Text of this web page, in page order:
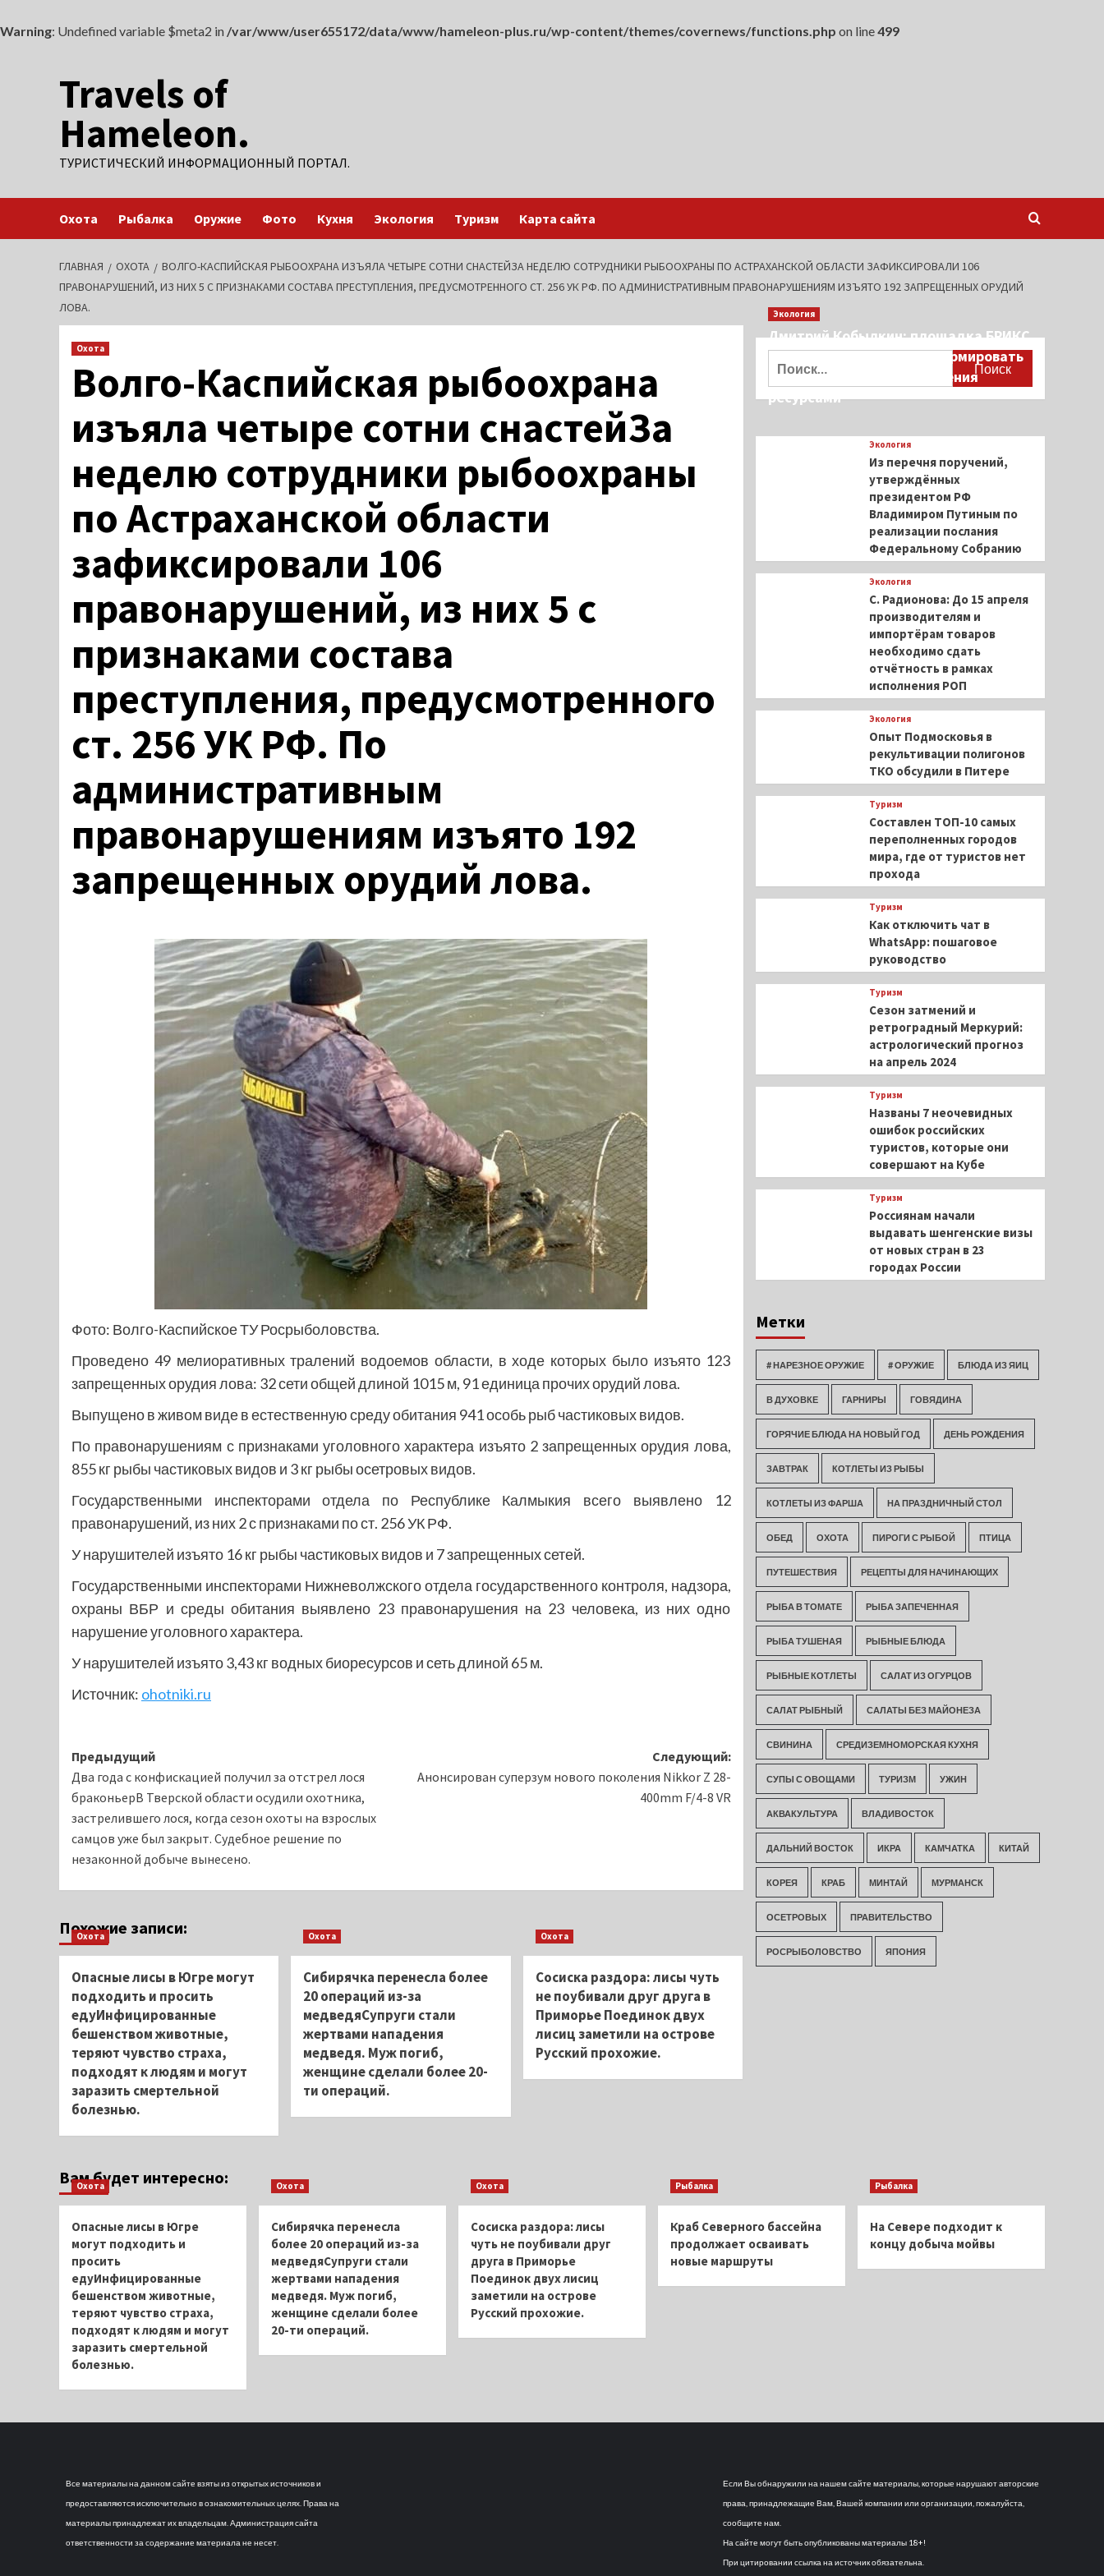
Warning: Undefined variable $meta2 in /var/www/user655172/data/www/hameleon-plus.ru/wp-content/themes/covernews/functions.php on line499
Travels of
Hameleon.
ТУРИСТИЧЕСКИЙ ИНФОРМАЦИОННЫЙ ПОРТАЛ.
Охота Рыбалка Оружие Фото Кухня Экология Туризм Карта сайта
ГЛАВНАЯ ОХОТА
ВОЛГО-КАСПИЙСКАЯ РЫБООХРАНА ИЗЪЯЛА ЧЕТЫРЕ СОТНИ СНАСТЕЙЗА НЕДЕЛЮ СОТРУДНИКИ РЫБООХРАНЫ ПО АСТРАХАНСКОЙ ОБЛАСТИ ЗАФИКСИРОВАЛИ 106
ПРАВОНАРУШЕНИЙ, ИЗ НИХ 5 С ПРИЗНАКАМИ СОСТАВА ПРЕСТУПЛЕНИЯ, ПРЕДУСМОТРЕННОГО СТ. 256 УК РФ. ПО АДМИНИСТРАТИВНЫМ ПРАВОНАРУШЕНИЯМ ИЗЪЯТО 192 ЗАПРЕЩЕННЫХ ОРУДИЙ
ЛОВА.
Охота
Волго-Каспийская рыбоохрана
изъяла четыре сотни снастейЗа
неделю сотрудники рыбоохраны
по Астраханской области
зафиксировали 106
правонарушений, из них 5 с
признаками состава
преступления, предусмотренного
ст. 256 УК РФ. По
административным
правонарушениям изъято 192
запрещенных орудий лова.
Фото: Волго-Каспийское ТУ Росрыболовства.
Проведено 49 мелиоративных тралений водоемов области, в ходе которых было изъято 123
запрещенных орудия лова: 32 сети общей длиной 1015 м, 91 единица прочих орудий лова.
Выпущено в живом виде в естественную среду обитания 941 особь рыб частиковых видов.
По правонарушениям с признаками уголовного характера изъято 2 запрещенных орудия лова,
855 кг рыбы частиковых видов и 3 кг рыбы осетровых видов.
Государственными инспекторами отдела по Республике Калмыкия всего выявлено 12
правонарушений, из них 2 с признаками по ст. 256 УК РФ.
У нарушителей изъято 16 кг рыбы частиковых видов и 7 запрещенных сетей.
Государственными инспекторами Нижневолжского отдела государственного контроля, надзора,
охраны ВБР и среды обитания выявлено 23 правонарушения на 23 человека, из них одно
нарушение уголовного характера.
У нарушителей изъято 3,43 кг водных биоресурсов и сеть длиной 65 м.
Источник: ohotniki.ru
Навигация
записи
Предыдущий
Два года с конфискацией получил за отстрел лося
браконьерВ Тверской области осудили охотника,
застрелившего лося, когда сезон охоты на взрослых
самцов уже был закрыт. Судебное решение по
незаконной добыче вынесено.
Следующий:
Анонсирован суперзум нового поколения Nikkor Z 28-
400mm F/4-8 VR
Похожие записи:
Охота
Опасные лисы в Югре могут
подходить и просить
едуИнфицированные
бешенством животные,
теряют чувство страха,
подходят к людям и могут
заразить смертельной
болезнью.
Охота
Сибирячка перенесла более
20 операций из-за
медведяСупруги стали
жертвами нападения
медведя. Муж погиб,
женщине сделали более 20-
ти операций.
Охота
Сосиска раздора: лисы чуть
не поубивали друг друга в
Приморье Поединок двух
лисиц заметили на острове
Русский прохожие.
Экология
Дмитрий Кобылкин: площадка БРИКС
создает возможность сформировать
единые принципы управления
ресурсами
Экология
Из перечня поручений,
утверждённых
президентом РФ
Владимиром Путиным по
реализации послания
Федеральному Собранию
Экология
С. Радионова: До 15 апреля
производителям и
импортёрам товаров
необходимо сдать
отчётность в рамках
исполнения РОП
Экология
Опыт Подмосковья в
рекультивации полигонов
ТКО обсудили в Питере
Туризм
Составлен ТОП-10 самых
переполненных городов
мира, где от туристов нет
прохода
Туризм
Как отключить чат в
WhatsApp: пошаговое
руководство
Туризм
Сезон затмений и
ретроградный Меркурий:
астрологический прогноз
на апрель 2024
Туризм
Названы 7 неочевидных
ошибок российских
туристов, которые они
совершают на Кубе
Туризм
Россиянам начали
выдавать шенгенские визы
от новых стран в 23
городах России
Метки
# НАРЕЗНОЕ ОРУЖИЕ # ОРУЖИЕ БЛЮДА ИЗ ЯИЦ
В ДУХОВКЕ ГАРНИРЫ ГОВЯДИНА
ГОРЯЧИЕ БЛЮДА НА НОВЫЙ ГОД ДЕНЬ РОЖДЕНИЯ
ЗАВТРАК КОТЛЕТЫ ИЗ РЫБЫ
КОТЛЕТЫ ИЗ ФАРША НА ПРАЗДНИЧНЫЙ СТОЛ
ОБЕД ОХОТА ПИРОГИ С РЫБОЙ ПТИЦА
ПУТЕШЕСТВИЯ РЕЦЕПТЫ ДЛЯ НАЧИНАЮЩИХ
РЫБА В ТОМАТЕ РЫБА ЗАПЕЧЕННАЯ
РЫБА ТУШЕНАЯ РЫБНЫЕ БЛЮДА
РЫБНЫЕ КОТЛЕТЫ САЛАТ ИЗ ОГУРЦОВ
САЛАТ РЫБНЫЙ САЛАТЫ БЕЗ МАЙОНЕЗА
СВИНИНА СРЕДИЗЕМНОМОРСКАЯ КУХНЯ
СУПЫ С ОВОЩАМИ ТУРИЗМ УЖИН
АКВАКУЛЬТУРА ВЛАДИВОСТОК
ДАЛЬНИЙ ВОСТОК ИКРА КАМЧАТКА КИТАЙ
КОРЕЯ КРАБ МИНТАЙ МУРМАНСК
ОСЕТРОВЫХ ПРАВИТЕЛЬСТВО
РОСРЫБОЛОВСТВО ЯПОНИЯ
Вам будет интересно:
Охота
Опасные лисы в Югре
могут подходить и
просить
едуИнфицированные
бешенством животные,
теряют чувство страха,
подходят к людям и могут
заразить смертельной
болезнью.
Охота
Сибирячка перенесла
более 20 операций из-за
медведяСупруги стали
жертвами нападения
медведя. Муж погиб,
женщине сделали более
20-ти операций.
Охота
Сосиска раздора: лисы
чуть не поубивали друг
друга в Приморье
Поединок двух лисиц
заметили на острове
Русский прохожие.
Рыбалка
Краб Северного бассейна
продолжает осваивать
новые маршруты
Рыбалка
На Севере подходит к
концу добыча мойвы
Все материалы на данном сайте взяты из открытых источников и
предоставляются исключительно в ознакомительных целях. Права на
материалы принадлежат их владельцам. Администрация сайта
ответственности за содержание материала не несет.
Если Вы обнаружили на нашем сайте материалы, которые нарушают авторские
права, принадлежащие Вам, Вашей компании или организации, пожалуйста,
сообщите нам.
На сайте могут быть опубликованы материалы 18+!
При цитировании ссылка на источник обязательна.